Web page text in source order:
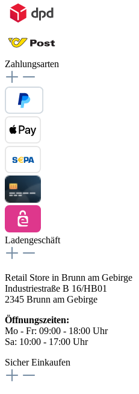
Zahlungsarten
Ladengeschäft
Retail Store in Brunn am Gebirge
Industriestraße B 16/HB01
2345 Brunn am Gebirge
Öffnungszeiten:
Mo - Fr: 09:00 - 18:00 Uhr
Sa: 10:00 - 17:00 Uhr
Sicher Einkaufen